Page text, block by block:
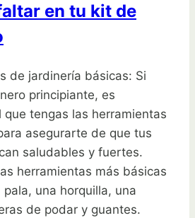
en tu kit de
de jardinería básicas: Si
principiante, es
tengas las herramientas
asegurarte de que tus
saludables y fuertes.
herramientas más básicas
pala, una horquilla, una
de podar y guantes.